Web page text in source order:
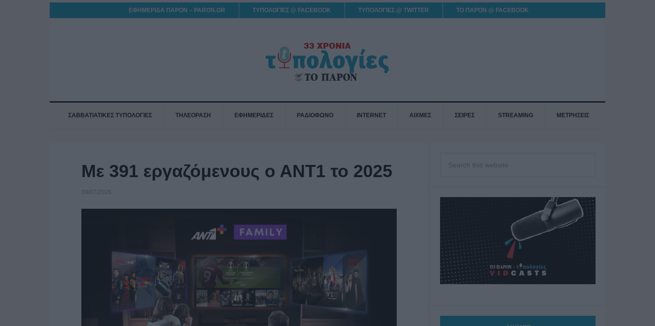
ΕΦΗΜΕΡΙΔΑ ΠΑΡΟΝ – PARON.GR ΤΥΠΟΛΟΓΙΕΣ @ FACEBOOK ΤΥΠΟΛΟΓΙΕΣ @ TWITTER ΤΟ ΠΑΡΟΝ @ FACEBOOK
ΣΑΒΒΑΤΙΑΤΙΚΕΣ ΤΥΠΟΛΟΓΙΕΣ ΤΗΛΕΟΡΑΣΗ ΕΦΗΜΕΡΙΔΕΣ ΡΑΔΙΟΦΩΝΟ INTERNET ΑΙΧΜΕΣ ΣΕΙΡΕΣ STREAMING ΜΕΤΡΗΣΕΙΣ
Με 391 εργαζόμενους ο ΑΝΤ1 το 2025
09/07/2026